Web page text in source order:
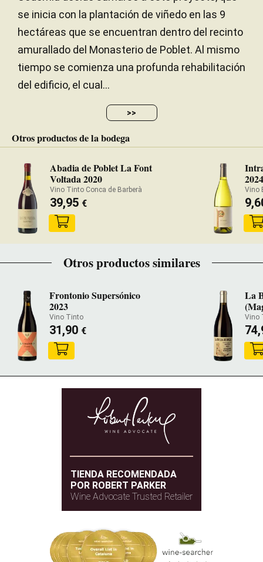
se inicia con la plantación de viñedo en las 9
hectáreas que se encuentran dentro del recinto
amurallado del Monasterio de Poblet. Al mismo
tiempo se comienza una profunda rehabilitación
del edificio, el cual...
>>
Otros productos de la bodega
Abadia de Poblet La Font
Voltada 2020
Vino Tinto Conca de Barberà
39,95 €
2024
Vino
Otros productos similares
Frontonio Supersónico
2023
Vino Tinto
31,90 €
La
Vino
TIENDA RECOMENDADA
POR ROBERT PARKER
Wine Advocate Trusted Retailer